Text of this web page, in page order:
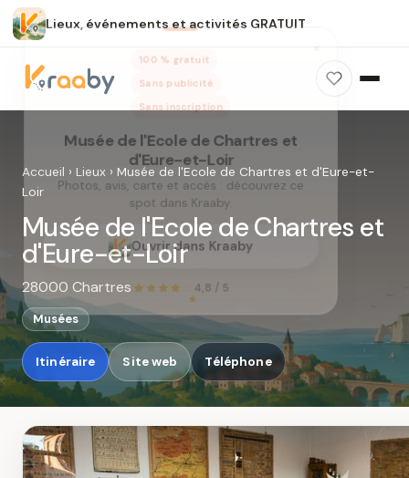
Lieux, événements et activités GRATUIT
100 % gratuit
Sans inscription
Musée de l'Ecole de Chartres et
d'Eure-et-Loir
Photos, avis, carte et accès : découvrez ce
Ouvrir dans Kraaby
4,8 / 5
Accueil › Lieux › Musée de l'Ecole de Chartres et d'Eure-et-
Loir
Musée de l'Ecole de Chartres et
d'Eure-et-Loir
28000 Chartres
Musées
Itinéraire Site web Téléphone